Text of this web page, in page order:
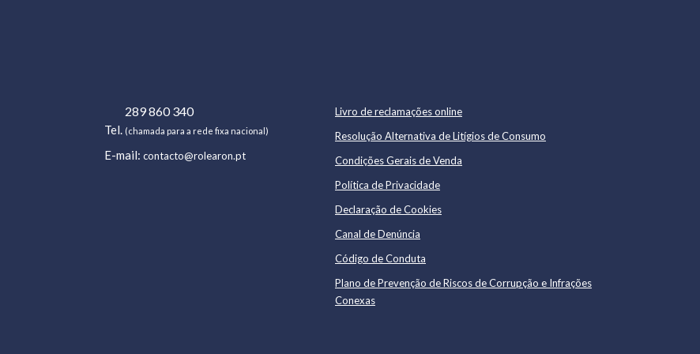
Tel.
289 860 340
(chamada para a rede fixa nacional)
E-mail: contacto@rolearon.pt
Livro de reclamações online
Resolução Alternativa de Litígios de Consumo
Condições Gerais de Venda
Política de Privacidade
Declaração de Cookies
Canal de Denúncia
Código de Conduta
Plano de Prevenção de Riscos de Corrupção e Infrações
Conexas